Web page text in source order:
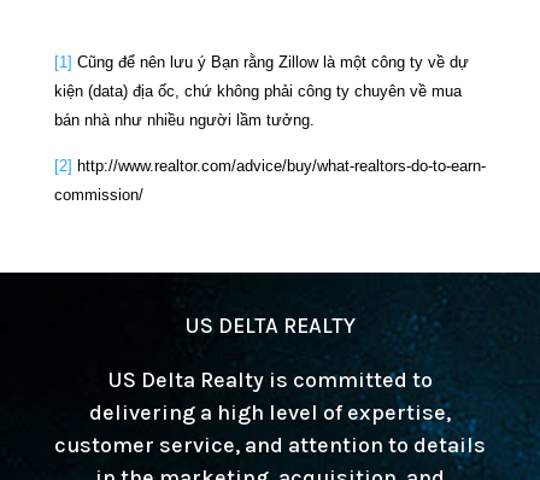
[1] Cũng để nên lưu ý Bạn rằng Zillow là một công ty về dự
kiện (data) địa ốc, chứ không phải công ty chuyên về mua
bán nhà như nhiều người lầm tưởng.
[2] http://www.realtor.com/advice/buy/what-realtors-do-to-earn-
commission/
US DELTA REALTY
US Delta Realty is committed to
delivering a high level of expertise,
customer service, and attention to details